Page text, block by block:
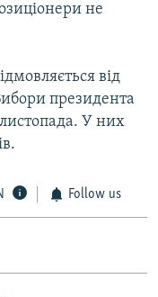
не
від
президента
У них
Follow us